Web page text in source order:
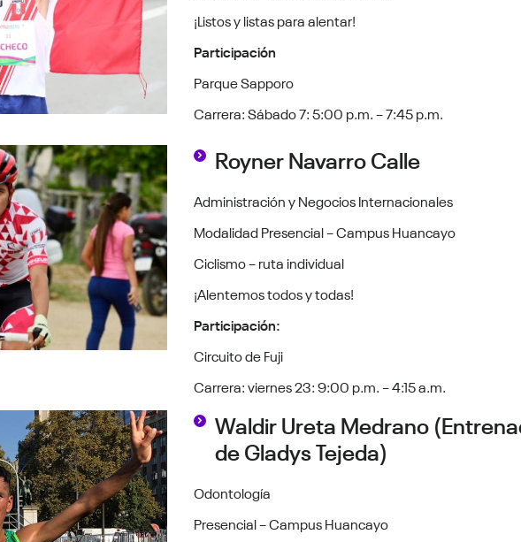
¡Listos y listas para alentar!
Participación
Parque Sapporo
Carrera: Sábado 7: 5:00 p.m. – 7:45 p.m.
Royner Navarro Calle
Administración y Negocios Internacionales
Modalidad Presencial – Campus Huancayo
Ciclismo – ruta individual
¡Alentemos todos y todas!
Participación:
Circuito de Fuji
Carrera: viernes 23: 9:00 p.m. – 4:15 a.m.
Waldir Ureta Medrano
de Gladys Tejeda)
Odontología
Presencial – Campus Huancayo